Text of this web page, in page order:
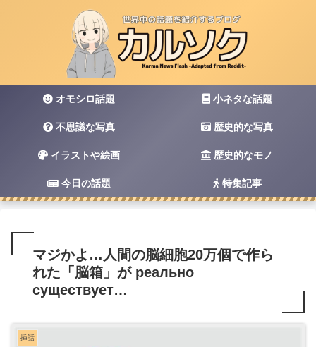
オモシロ話題 小ネタな話題
不思議な写真 歴史的な写真
イラストや絵画 歴史的なモノ
今日の話題 特集記事
マジかよ…人間の脳細胞20万個で作ら
れた「脳箱」が реально
существует…
挿話